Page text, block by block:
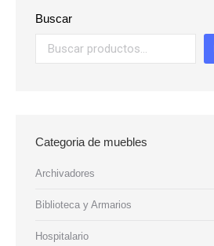
Buscar
Categoria de muebles
Archivadores
Biblioteca y Armarios
Hospitalario